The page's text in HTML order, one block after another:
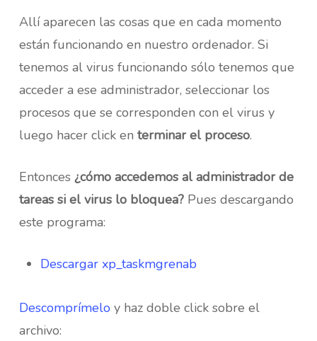
Allí aparecen las cosas que en cada momento
están funcionando en nuestro ordenador. Si
tenemos al virus funcionando sólo tenemos que
acceder a ese administrador, seleccionar los
procesos que se corresponden con el virus y
luego hacer click en terminar el proceso.
Entonces ¿cómo accedemos al administrador de
tareas si el virus lo bloquea?Pues descargando
este programa:
Descargar xp_taskmgrenab
Descomprímeloy haz doble click sobre el
archivo: